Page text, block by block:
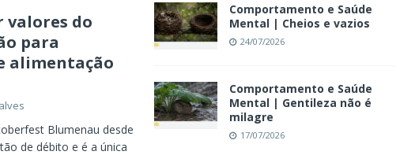
valores do
para
alimentação
Blumenau desde
de débito e é a única
Comportamento e Saúde
Mental | Cheios e vazios
24/07/2026
Comportamento e Saúde
Mental | Gentileza não é
milagre
17/07/2026